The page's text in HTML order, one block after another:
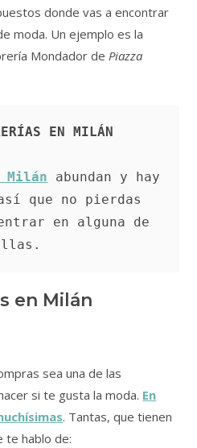
donde vas a encontrar
moda. Un ejemplo es la
Mondador dePiazza
EN MILÁN
abundan y hay
que no pierdas
en alguna de
en Milán
sea una de las
si te gusta la moda. En
. Tantas, que tienen
te hablo de: